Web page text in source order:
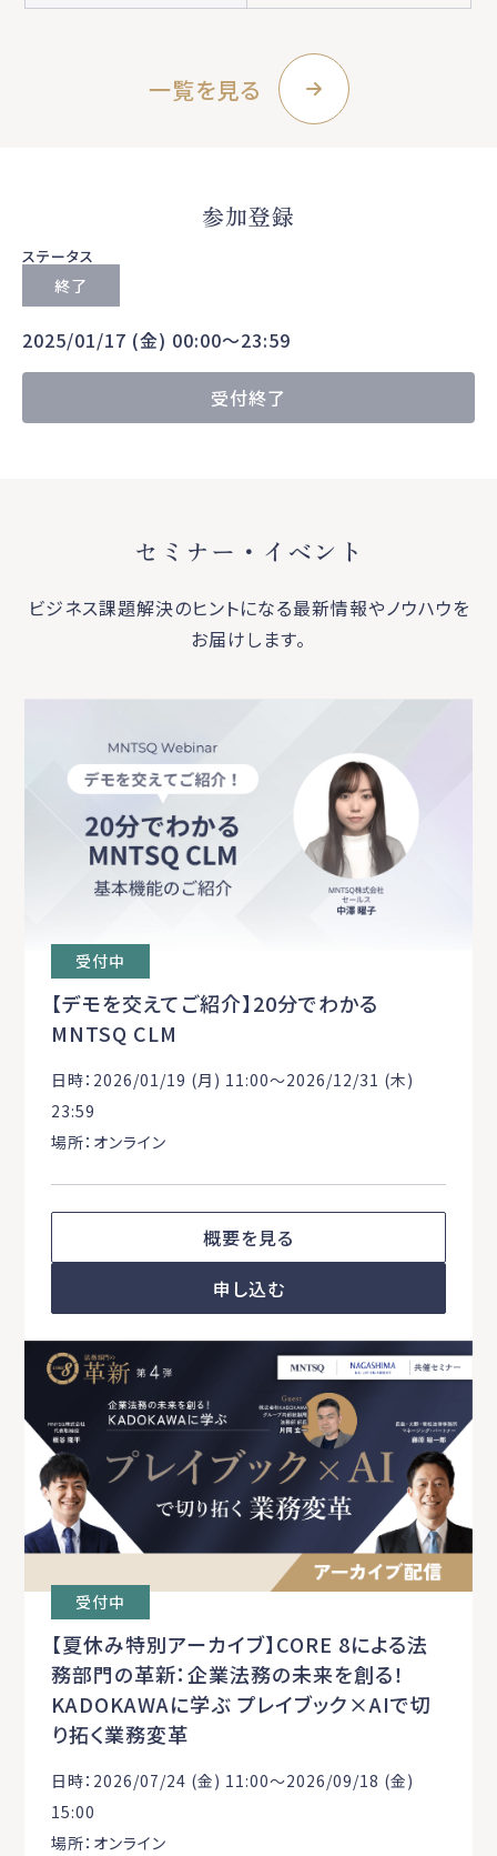
一覧を見る
参加登録
ステータス
終了
2025/01/17 (金) 00:00〜23:59
受付終了
セミナー・イベント
ビジネス課題解決のヒントになる最新情報やノウハウを
お届けします。
受付中
【デモを交えてご紹介】20分でわかる
MNTSQ CLM
日時：2026/01/19 (月) 11:00〜2026/12/31 (木)
23:59
場所：オンライン
概要を見る
申し込む
受付中
【夏休み特別アーカイブ】CORE 8による法
務部門の革新：企業法務の未来を創る！
KADOKAWAに学ぶ プレイブック×AIで切
り拓く業務変革
日時：2026/07/24 (金) 11:00〜2026/09/18 (金)
15:00
場所：オンライン